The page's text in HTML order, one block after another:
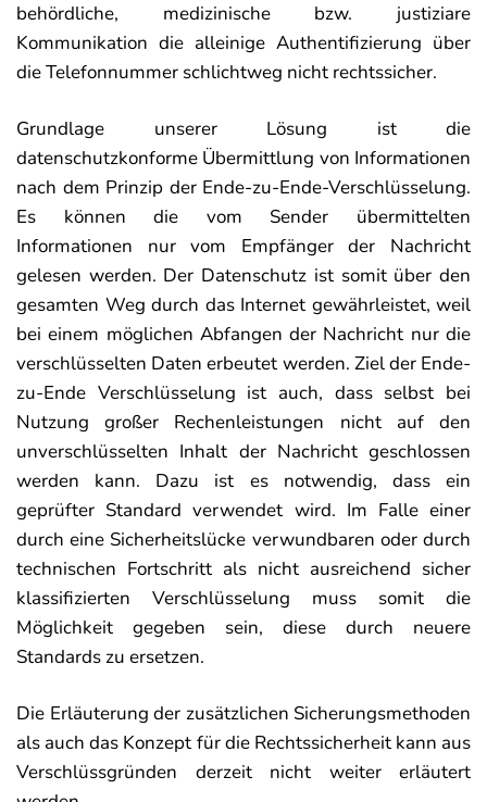
behördliche, medizinische bzw. justiziare
Kommunikation die alleinige Authentifizierung über
die Telefonnummer schlichtweg nicht rechtssicher.
Grundlage unserer Lösung ist die
datenschutzkonforme Übermittlung von Informationen
nach dem Prinzip der Ende-zu-Ende-Verschlüsselung.
Es können die vom Sender übermittelten
Informationen nur vom Empfänger der Nachricht
gelesen werden. Der Datenschutz ist somit über den
gesamten Weg durch das Internet gewährleistet, weil
bei einem möglichen Abfangen der Nachricht nur die
verschlüsselten Daten erbeutet werden. Ziel der Ende-
zu-Ende Verschlüsselung ist auch, dass selbst bei
Nutzung großer Rechenleistungen nicht auf den
unverschlüsselten Inhalt der Nachricht geschlossen
werden kann. Dazu ist es notwendig, dass ein
geprüfter Standard verwendet wird. Im Falle einer
durch eine Sicherheitslücke verwundbaren oder durch
technischen Fortschritt als nicht ausreichend sicher
klassifizierten Verschlüsselung muss somit die
Möglichkeit gegeben sein, diese durch neuere
Standards zu ersetzen.
Die Erläuterung der zusätzlichen Sicherungsmethoden
als auch das Konzept für die Rechtssicherheit kann aus
Verschlüssgründen derzeit nicht weiter erläutert